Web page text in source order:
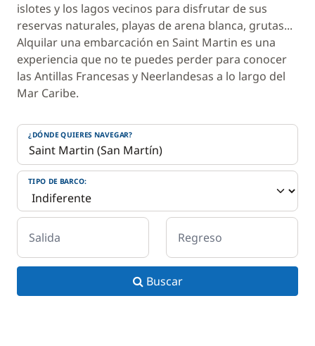
islotes y los lagos vecinos para disfrutar de sus
reservas naturales, playas de arena blanca, grutas...
Alquilar una embarcación en Saint Martin es una
experiencia que no te puedes perder para conocer
las Antillas Francesas y Neerlandesas a lo largo del
Mar Caribe.
¿DÓNDE QUIERES NAVEGAR?
TIPO DE BARCO:
Salida Regreso
Buscar